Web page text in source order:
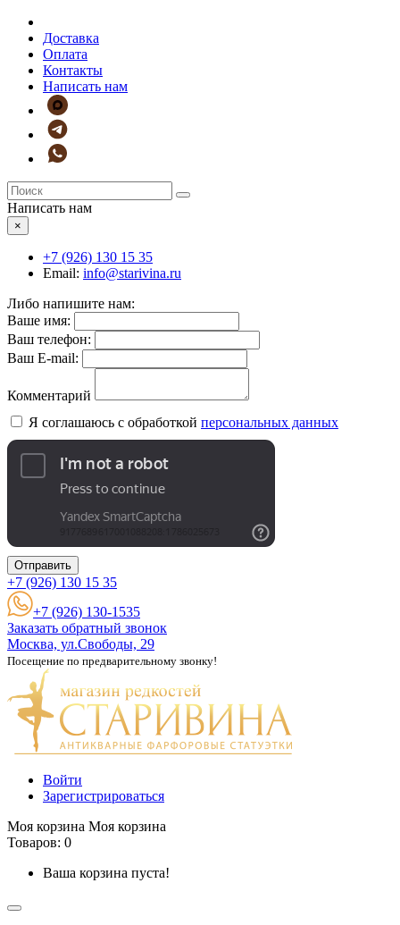
Доставка
Оплата
Контакты
Написать нам
Написать нам
×
+7 (926) 130 15 35
Email: info@starivina.ru
Либо напишите нам:
Ваше имя:
Ваш телефон:
Ваш E-mail:
Комментарий
Я соглашаюсь с обработкой персональных данных
Отправить
+7 (926) 130 15 35
+7 (926) 130-1535
Заказать обратный звонок
Москва, ул.Свободы, 29
Посещение по предварительному звонку!
Войти
Зарегистрироваться
Моя корзина Моя корзина
Товаров: 0
Ваша корзина пуста!